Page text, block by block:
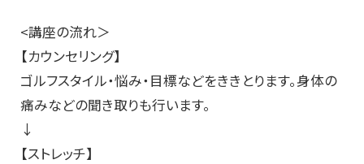
<講座の流れ＞
【カウンセリング】
ゴルフスタイル・悩み・目標などをききとります。身体の
痛みなどの聞き取りも行います。
↓
【ストレッチ】